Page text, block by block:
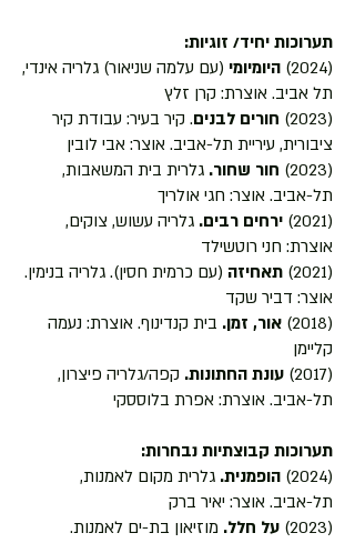
תערוכות יחיד/ זוגיות:
(2024)
היומיומי (עם עלמה שניאור) גלריה אינדי,
תל אביב. אוצרת: קרן זלץ
(2023)
חורים לבנים. קיר בעיר: עבודת קיר
ציבורית, עיריית תל-אביב. אוצר: אבי לובין
(2023)
חור שחור. גלרית בית המשאבות,
תל-אביב. אוצר: חגי אולריך
(2021)
ירחים רבים. גלריה עשוש, צוקים,
אוצרת: חני רוטשילד
(2021)
תאחיזה (עם כרמית חסין). גלריה בנימין.
אוצר: דביר שקד
(2018)
אור, זמן. בית קנדינוף. אוצרת: נעמה
קליימן
(2017)
עונת החתונות. קפה/גלריה פיצרון,
תל-אביב. אוצרת: אפרת בלוססקי
תערוכות קבוצתיות נבחרות:
(2024)
הופמנית. גלרית מקום לאמנות,
תל-אביב. אוצר: יאיר ברק
(2023)
על חלל. מוזיאון בת-ים לאמנות.
Your 14 days trial has
expired.
masterpiece in the spotlight.